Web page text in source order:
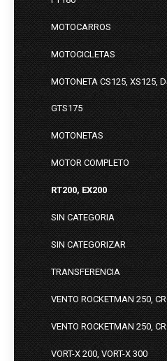
MOTOCARROS
MOTOCICLETAS
MOTONETA CS125, XS125,
GTS175
MOTONETAS
MOTOR COMPLETO
RT200, EX200
SIN CATEGORIA
SIN CATEGORIZAR
TRANSFERENCIA
VENTO ROCKETMAN 250,
VENTO ROCKETMAN 250,
VORT-X 200, VORT-X 300